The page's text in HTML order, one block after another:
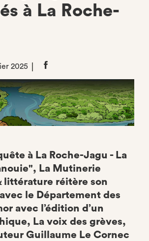
à La Roche-
2025
Partager
Facebook
à La Roche-Jagu - La
La Mutinerie
littérature réitère son
le Département des
avec l’édition d’un
La voix des grèves,
Guillaume Le Cornec